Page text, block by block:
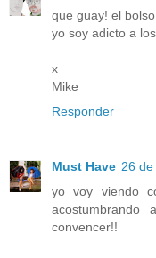
que guay! el
yo soy adicto a
x
Mike
Responder
Must Have 26 de
yo voy viendo
convencer!!